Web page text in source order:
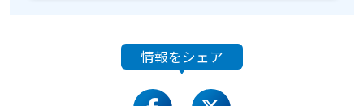
情報をシェア